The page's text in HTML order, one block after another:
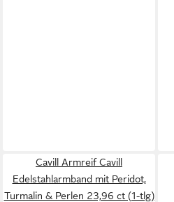
Cavill Armreif Cavill
Edelstahlarmband mit Peridot,
Turmalin & Perlen 23,96 ct (1-tlg)